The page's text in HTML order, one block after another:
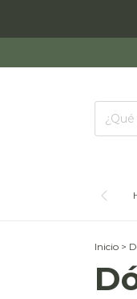
Inicio >